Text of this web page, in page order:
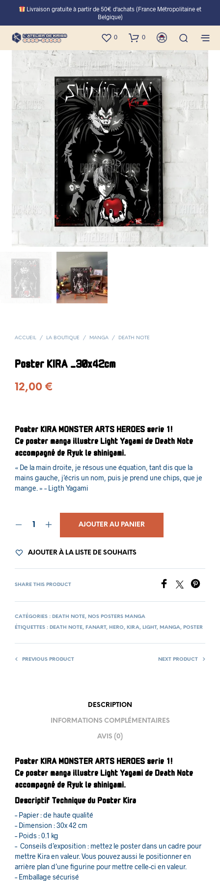
Livraison gratuite à partir de 50€ d'achats (France Métropolitaine et
Belgique)
0 0
ACCUEIL / LA BOUTIQUE / MANGA / DEATH NOTE
Poster KIRA _30x42cm
12,00 €
Poster KIRA MONSTER ARTS HEROES serie 1!
Ce poster manga illustre Light Yagami de Death Note
accompagné de Ryuk le shinigami.
« De la main droite, je résous une équation, tant dis que la
mains gauche, j’écris un nom, puis je prend une chips, que je
mange. » – Ligth Yagami
AJOUTER AU PANIER
AJOUTER À LA LISTE DE SOUHAITS
SHARE THIS PRODUCT
CATÉGORIES : DEATH NOTE, NOS POSTERS MANGA
ÉTIQUETTES : DEATH NOTE, FANART, HERO, KIRA, LIGHT, MANGA, POSTER
PREVIOUS PRODUCT NEXT PRODUCT
DESCRIPTION
INFORMATIONS COMPLÉMENTAIRES
AVIS (0)
Poster KIRA MONSTER ARTS HEROES serie 1!
Ce poster manga illustre Light Yagami de Death Note
accompagné de Ryuk le shinigami.
Descriptif Technique du Poster Kira
– Papier : de haute qualité
– Dimension : 30x 42 cm
– Poids : 0.1 kg
– Conseils d’exposition : mettez le poster dans un cadre pour
mettre Kira en valeur. Vous pouvez aussi le positionner en
arrière plan d’une figurine pour mettre celle-ci en valeur.
– Emballage sécurisé